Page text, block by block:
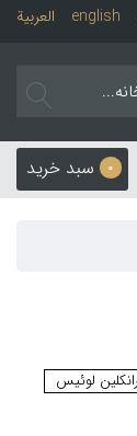
العربیة english
0 سبد خرید
لوئیس